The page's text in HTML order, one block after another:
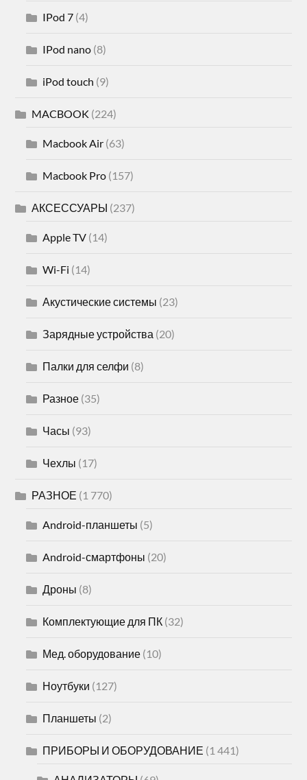
IPod 7 (4)
IPod nano (8)
iPod touch (9)
MACBOOK (224)
Macbook Air (63)
Macbook Pro (157)
АКСЕССУАРЫ (237)
Apple TV (14)
Wi-Fi (14)
Акустические системы (23)
Зарядные устройства (20)
Палки для селфи (8)
Разное (35)
Часы (93)
Чехлы (17)
РАЗНОЕ (1 770)
Android-планшеты (5)
Android-смартфоны (20)
Дроны (8)
Комплектующие для ПК (32)
Мед. оборудование (10)
Ноутбуки (127)
Планшеты (2)
ПРИБОРЫ И ОБОРУДОВАНИЕ (1 441)